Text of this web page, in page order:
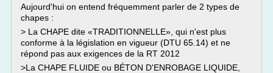
Aujourd'hui on entend fréquemment parler de 2 types de
chapes :
> La CHAPE dite «TRADITIONNELLE», qui n'est plus
conforme à la législation en vigueur (DTU 65.14) et ne
répond pas aux exigences de la RT 2012
>La CHAPE FLUIDE ou BÉTON D'ENROBAGE LIQUIDE,